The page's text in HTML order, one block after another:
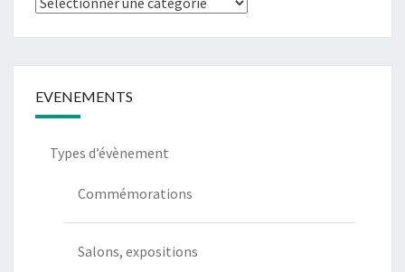
EVENEMENTS
Types d’évènement
Commémorations
Salons, expositions